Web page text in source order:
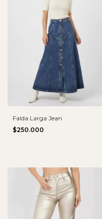
Falda Larga Jean
$250.000